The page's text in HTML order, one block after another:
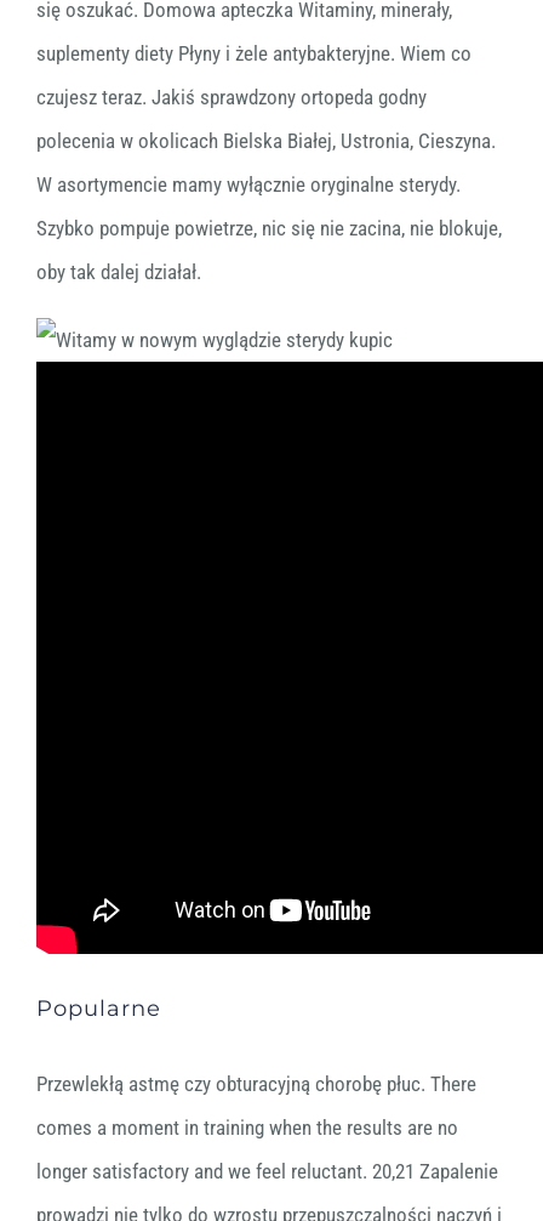
się oszukać. Domowa apteczka Witaminy, minerały,
suplementy diety Płyny i żele antybakteryjne. Wiem co
czujesz teraz. Jakiś sprawdzony ortopeda godny
polecenia w okolicach Bielska Białej, Ustronia, Cieszyna.
W asortymencie mamy wyłącznie oryginalne sterydy.
Szybko pompuje powietrze, nic się nie zacina, nie blokuje,
oby tak dalej działał.
Popularne
Przewlekłą astmę czy obturacyjną chorobę płuc. There
comes a moment in training when the results are no
longer satisfactory and we feel reluctant. 20,21 Zapalenie
prowadzi nie tylko do wzrostu przepuszczalności naczyń i